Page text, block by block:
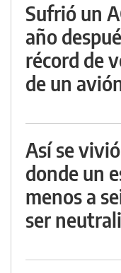
Sufrió un
año
récord de
de un
Así se
donde un
menos a
ser